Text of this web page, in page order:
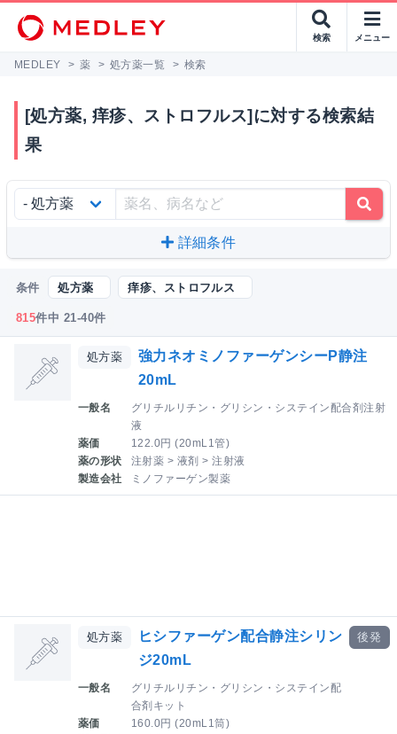
検索 メニュー
MEDLEY > 薬 > 処方薬一覧 > 検索
[処方薬, 痒疹、ストロフルス]に対する検索結
果
詳細条件
条件 処方薬 痒疹、ストロフルス
815件中 21-40件
処方薬
強力ネオミノファーゲンシーP静注
20mL
一般名
グリチルリチン・グリシン・システイン配合剤注射
液
薬価
122.0円 (20mL1管)
薬の形状
注射薬 > 液剤 > 注射液
製造会社
ミノファーゲン製薬
処方薬
ヒシファーゲン配合静注シリン
ジ20mL
一般名
グリチルリチン・グリシン・システイン配
合剤キット
薬価
160.0円 (20mL1筒)
後発